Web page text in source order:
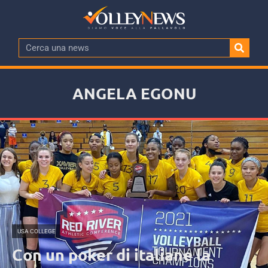
ANGELA EGONU
USA COLLEGE
Con un poker di italiane la